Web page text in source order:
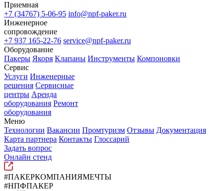
Приемная
+7 (34767) 5-06-95 info@npf-paker.ru
Инженерное
сопровождение
+7 937 165-22-76 service@npf-paker.ru
Оборудование
Пакеры Якоря Клапаны Инструменты Компоновки
Сервис
Услуги Инженерные
решения Сервисные
центры Аренда
оборудования Ремонт
оборудования
Меню
Технологии Вакансии Промтуризм Отзывы Документация
Карта партнера Контакты Глоссарий
Задать вопрос
Онлайн стенд
#ПАКЕРКОМПАНИЯМЕЧТЫ
#НПФПАКЕР